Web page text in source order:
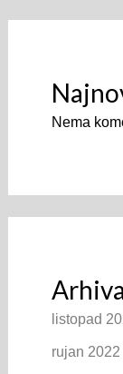
Nema
Arhiva
listopad
rujan 2022